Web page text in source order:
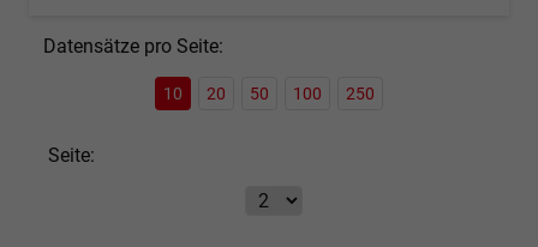
Datensätze pro Seite:
10 20 50 100 250
Seite: